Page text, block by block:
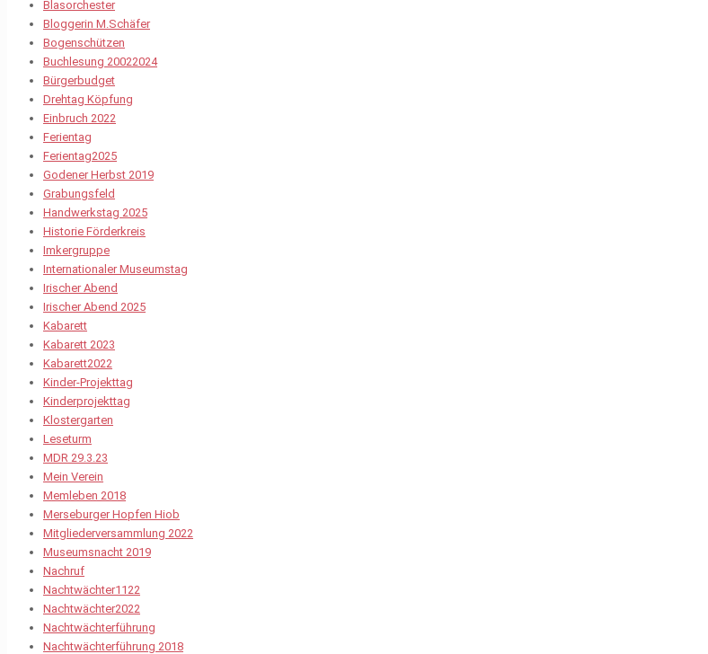
Blasorchester
Bloggerin M.Schäfer
Bogenschützen
Buchlesung 20022024
Bürgerbudget
Drehtag Köpfung
Einbruch 2022
Ferientag
Ferientag2025
Godener Herbst 2019
Grabungsfeld
Handwerkstag 2025
Historie Förderkreis
Imkergruppe
Internationaler Museumstag
Irischer Abend
Irischer Abend 2025
Kabarett
Kabarett 2023
Kabarett2022
Kinder-Projekttag
Kinderprojekttag
Klostergarten
Leseturm
MDR 29.3.23
Mein Verein
Memleben 2018
Merseburger Hopfen Hiob
Mitgliederversammlung 2022
Museumsnacht 2019
Nachruf
Nachtwächter1122
Nachtwächter2022
Nachtwächterführung
Nachtwächterführung 2018